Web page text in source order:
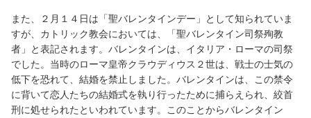
また、２月１４日は「聖バレンタインデー」として知られていま
すが、カトリック教会においては、「聖バレンタイン司祭殉教
者」と表記されます。バレンタインは、イタリア・ローマの司祭
でした。当時のローマ皇帝クラウディウス２世は、戦士の士気の
低下を恐れて、結婚を禁止しました。バレンタインは、この禁令
に背いて恋人たちの結婚式を執り行ったために捕らえられ、絞首
刑に処せられたといわれています。このことからバレンタイン